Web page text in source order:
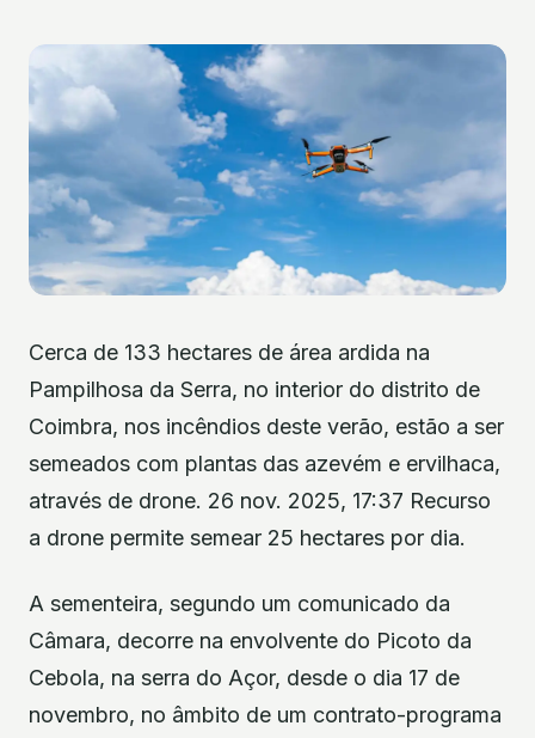
Cerca de 133 hectares de área ardida na
Pampilhosa da Serra, no interior do distrito de
Coimbra, nos incêndios deste verão, estão a ser
semeados com plantas das azevém e ervilhaca,
através de drone. 26 nov. 2025, 17:37 Recurso
a drone permite semear 25 hectares por dia.
A sementeira, segundo um comunicado da
Câmara, decorre na envolvente do Picoto da
Cebola, na serra do Açor, desde o dia 17 de
novembro, no âmbito de um contrato-programa